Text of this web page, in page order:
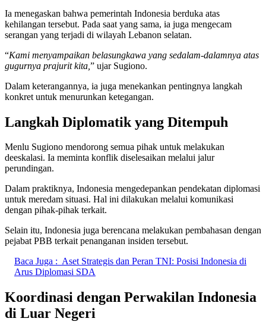
Ia menegaskan bahwa pemerintah Indonesia berduka atas
kehilangan tersebut. Pada saat yang sama, ia juga mengecam
serangan yang terjadi di wilayah Lebanon selatan.
“Kami menyampaikan belasungkawa yang sedalam-dalamnya atas
gugurnya prajurit kita, ” ujar Sugiono.
Dalam keterangannya, ia juga menekankan pentingnya langkah
konkret untuk menurunkan ketegangan.
Langkah Diplomatik yang Ditempuh
Menlu Sugiono mendorong semua pihak untuk melakukan
deeskalasi. Ia meminta konflik diselesaikan melalui jalur
perundingan.
Dalam praktiknya, Indonesia mengedepankan pendekatan diplomasi
untuk meredam situasi. Hal ini dilakukan melalui komunikasi
dengan pihak-pihak terkait.
Selain itu, Indonesia juga berencana melakukan pembahasan dengan
pejabat PBB terkait penanganan insiden tersebut.
Baca Juga : Aset Strategis dan Peran TNI: Posisi Indonesia di
Arus Diplomasi SDA
Koordinasi dengan Perwakilan Indonesia
di Luar Negeri